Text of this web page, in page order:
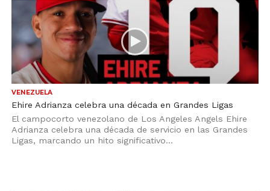
VENEZUELA
Ehire Adrianza celebra una década en Grandes Ligas
El campocorto venezolano de Los Angeles Angels Ehire
Adrianza celebra una década de servicio en las Grandes
Ligas, marcando un hito significativo...